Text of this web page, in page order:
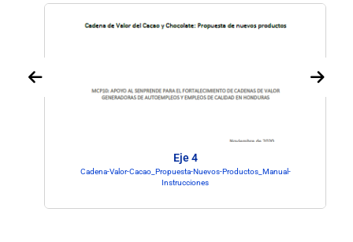
Eje 4
Cadena-Valor-Cacao_Propuesta-Nuevos-Productos_Manual-
Instrucciones